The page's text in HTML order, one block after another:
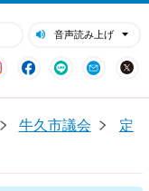
音声読み上げ
Instagram
Facebook
LINE Mail
牛久市議会
定